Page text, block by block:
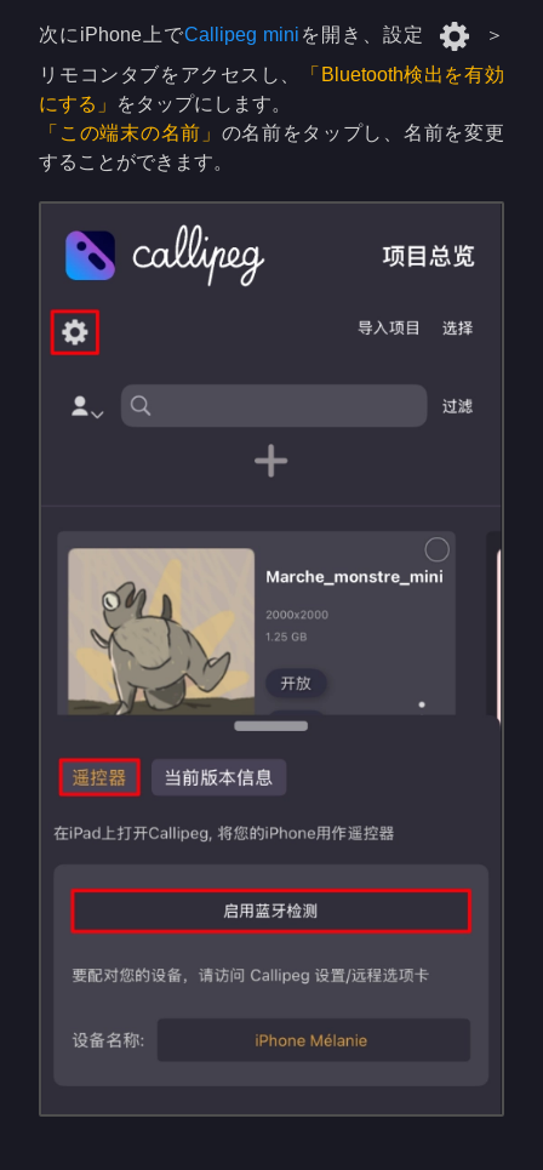
次にiPhone上でCallipeg mini を開き、設定
＞
リモコンタブをアクセスし、
「Bluetooth検出を有効
にする」 をタップにします。
「この端末の名前」 の名前をタップし、名前を変更
することができます。